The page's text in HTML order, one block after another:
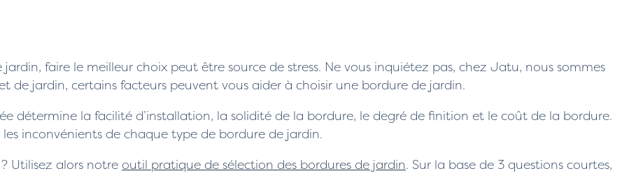
faire le meilleur choix peut être source de stress. Ne vous inquiétez pas, chez Jatu, nous sommes
de jardin, certains facteurs peuvent vous aider à choisir une bordure de jardin.
détermine la facilité d’installation, la solidité de la bordure, le degré de finition et le coût de la bordure.
inconvénients de chaque type de bordure de jardin.
Utilisez alors notre outil pratique de sélection des bordures de jardin. Sur la base de 3 questions courtes,